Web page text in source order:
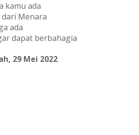
kamu ada
Menara
ada
dapat berbahagia
29 Mei 2022